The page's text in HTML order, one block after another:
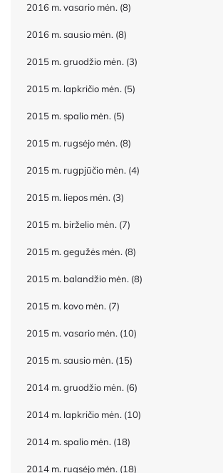
2016 m. vasario mėn. (8)
2016 m. sausio mėn. (8)
2015 m. gruodžio mėn. (3)
2015 m. lapkričio mėn. (5)
2015 m. spalio mėn. (5)
2015 m. rugsėjo mėn. (8)
2015 m. rugpjūčio mėn. (4)
2015 m. liepos mėn. (3)
2015 m. birželio mėn. (7)
2015 m. gegužės mėn. (8)
2015 m. balandžio mėn. (8)
2015 m. kovo mėn. (7)
2015 m. vasario mėn. (10)
2015 m. sausio mėn. (15)
2014 m. gruodžio mėn. (6)
2014 m. lapkričio mėn. (10)
2014 m. spalio mėn. (18)
2014 m. rugsėjo mėn. (18)